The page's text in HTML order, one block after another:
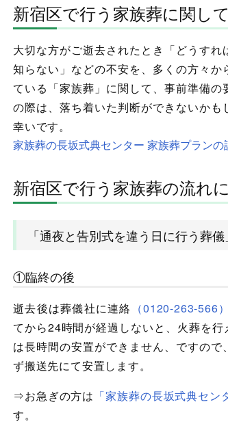
新宿区で行う家族葬に関して
大切な方がご逝去されたとき「どうす
知らない」などの不安を、多くの方々
ている「家族葬」に関して、事前準備
の際は、落ち着いた判断ができないか
幸いです。
家族葬の長坂式典センター 家族葬プランの
新宿区で行う家族葬の流れ
「通夜と告別式を違う日に行う葬
①臨終の後
逝去後は葬儀社に連絡 （0120-263-566）
てから24時間が経過しないと、火葬を
は長時間の安置ができません、ですの
ず搬送先にて安置します。
⇒お急ぎの方は 「家族葬の長坂式典セン
す。